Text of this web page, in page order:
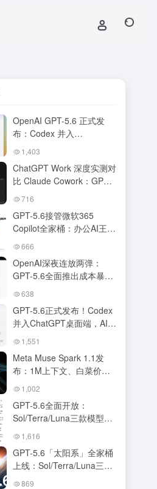
OpenAI GPT-5.6 正式发
布：Codex 并入
ChatGPT，新版桌面端打
造「AI工作台」全解析
1,403
ChatGPT Work 深度实测对
比 Claude Cowork：GPT-
5.6 驱动下 OpenAI 真追上
极对决
716
GPT-5.6接管微软365
Copilot全家桶：办公AI王座
易主，DeepSWE跑分碾压
Agent塞进手机
666
OpenAI深夜连放两弹：
GPT-5.6全面推出成本暴打
Fable-5，ChatGPT与
638
GPT-5.6正式发布！Codex
并入ChatGPT桌面端，AI超
级应用时代正式开启
1,551
Meta Muse Spark 1.1发
布：1M上下文、白菜价
API，跑分接近Opus 4.8与
GPT-5.5
1,002
GPT-5.6全面开放：
Sol/Terra/Luna三款模型、
定价、性能跑分、
ChatGPT Work 全解读
1,616
GPT-5.6「太阳系」全家桶
上线：Sol/Terra/Luna三档
定价，ChatGPT与Codex合
869